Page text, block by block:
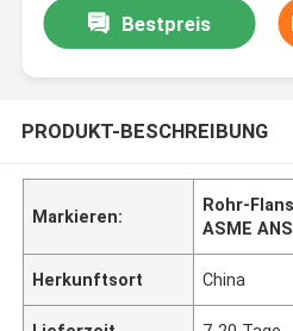
Bestpreis
PRODUKT-BESCHREIBUNG
Markieren:
Rohr-
ASME
Herkunftsort China